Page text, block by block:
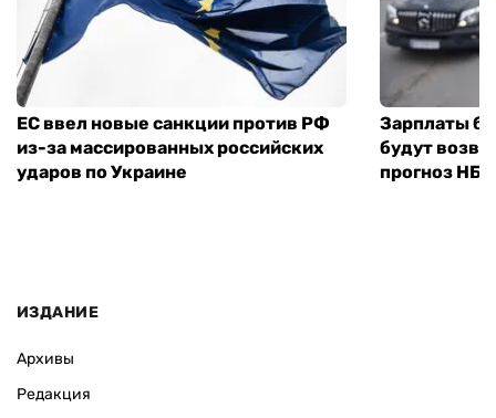
ЕС ввел новые санкции против РФ
из-за массированных российских
ударов по Украине
Зарплаты
будут
прогноз НБУ
ИЗДАНИЕ
Архивы
Редакция